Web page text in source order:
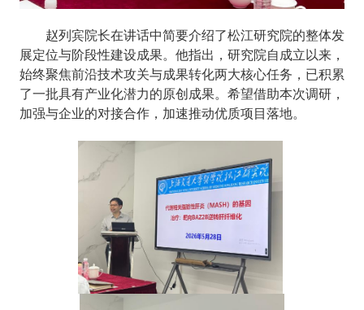
赵列宾院长在讲话中简要介绍了松江研究院的整体发
展定位与阶段性建设成果。他指出，研究院自成立以来，
始终聚焦前沿技术攻关与成果转化两大核心任务，已积累
了一批具有产业化潜力的原创成果。希望借助本次调研，
加强与企业的对接合作，加速推动优质项目落地。